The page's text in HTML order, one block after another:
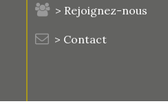
> Rejoignez-nous
> Contact